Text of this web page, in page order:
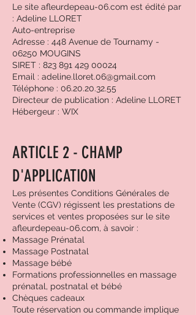
Le site afleurdepeau-06.com est édité par
: Adeline LLORET
Auto-entreprise
Adresse : 448 Avenue de Tournamy -
06250 MOUGINS
SIRET : 823 891 429 00024
Email : adeline.lloret.06@gmail.com
Téléphone : 06.20.20.32.55
Directeur de publication : Adeline LLORET
Hébergeur : WIX
ARTICLE 2 - CHAMP
D'APPLICATION
Les présentes Conditions Générales de
Vente (CGV) régissent les prestations de
services et ventes proposées sur le site
afleurdepeau-06.com, à savoir :
Massage Prénatal
Massage Postnatal
Massage bébé
Formations professionnelles en massage
prénatal, postnatal et bébé
Chèques cadeaux
Toute réservation ou commande implique